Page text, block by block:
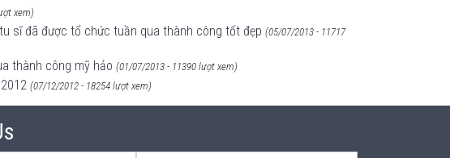
xem)
sĩ đã được tổ chức tuần qua thành công tốt đẹp (05/07/2013 - 11717
thành công mỹ hảo (01/07/2013 - 11390 lượt xem)
(07/12/2012 - 18254 lượt xem)